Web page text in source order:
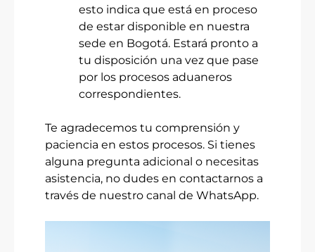
esto indica que está en proceso
de estar disponible en nuestra
sede en Bogotá. Estará pronto a
tu disposición una vez que pase
por los procesos aduaneros
correspondientes.
Te agradecemos tu comprensión y
paciencia en estos procesos. Si tienes
alguna pregunta adicional o necesitas
asistencia, no dudes en contactarnos a
través de nuestro canal de WhatsApp.